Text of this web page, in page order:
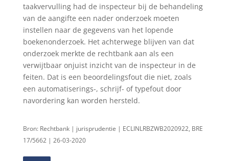
taakvervulling had de inspecteur bij de behandeling
van de aangifte een nader onderzoek moeten
instellen naar de gegevens van het lopende
boekenonderzoek. Het achterwege blijven van dat
onderzoek merkte de rechtbank aan als een
verwijtbaar onjuist inzicht van de inspecteur in de
feiten. Dat is een beoordelingsfout die niet, zoals
een automatiserings-, schrijf- of typefout door
navordering kan worden hersteld.
Bron: Rechtbank | jurisprudentie | ECLINLRBZWB2020922, BRE
17/5662 | 26-03-2020